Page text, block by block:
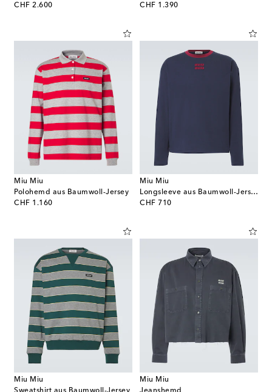
CHF 2.600
original price
CHF 1.390
original price
Miu Miu
Polohemd aus Baumwoll-Jersey
CHF 1.160
original price
Miu Miu
Longsleeve aus Baumwoll-Jersey
CHF 710
original price
Miu Miu
Miu Miu